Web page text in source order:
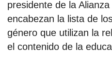
presidente de la
encabezan la lista de
género que utilizan la
el contenido de la